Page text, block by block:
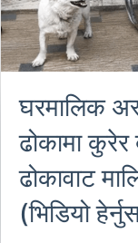
घरमालिक
ढोकामा
ढोकावाट
(भिडियो